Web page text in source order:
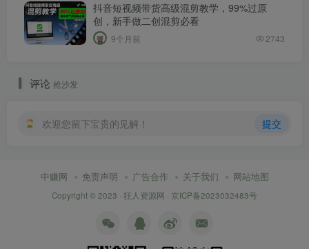
抖音短视频带货高级混剪教学，99%过原
创，新手做二创混剪必看
9个月前 2743
评论 抢沙发
欢迎您留下宝贵的见解！ 提交
中赚网 免责声明 广告合作 关于我们 网站地图
Copyright © 2023 · 狂人资源网 · 京ICP备2023032483号